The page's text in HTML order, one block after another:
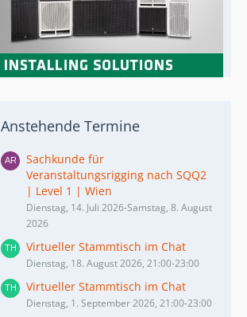
Anstehende Termine
Sachkunde für
Veranstaltungsrigging nach SQQ2
| Level 1 | Wien
Dienstag, 14. Juli 2026-Samstag, 8. August
2026
Virtueller Stammtisch im Chat
Dienstag, 18. August 2026, 21:00-23:00
Virtueller Stammtisch im Chat
Dienstag, 1. September 2026, 21:00-23:00